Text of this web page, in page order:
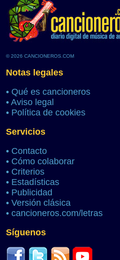
© 2026 CANCIONEROS.COM
Notas legales
• Qué es cancioneros
• Aviso legal
• Política de cookies
Servicios
• Contacto
• Cómo colaborar
• Criterios
• Estadísticas
• Publicidad
• Versión clásica
• cancioneros.com/letras
Síguenos